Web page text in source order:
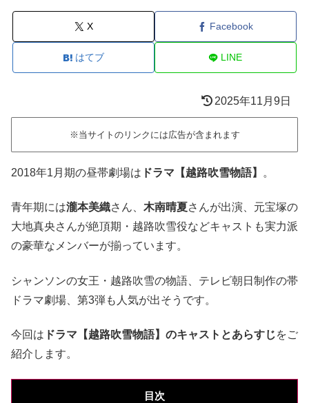
X Facebook
はてブ LINE
2025年11月9日
※当サイトのリンクには広告が含まれます
2018年1月期の昼帯劇場は ドラマ【越路吹雪物語】 。
青年期には瀧本美織さん、 木南晴夏さんが出演、元宝塚の
大地真央さんが絶頂期・越路吹雪役などキャストも実力派
の豪華なメンバーが揃っています。
シャンソンの女王・越路吹雪の物語、テレビ朝日制作の帯
ドラマ劇場、第3弾も人気が出そうです。
今回は ドラマ【越路吹雪物語】のキャストとあらすじをご
紹介します。
目次